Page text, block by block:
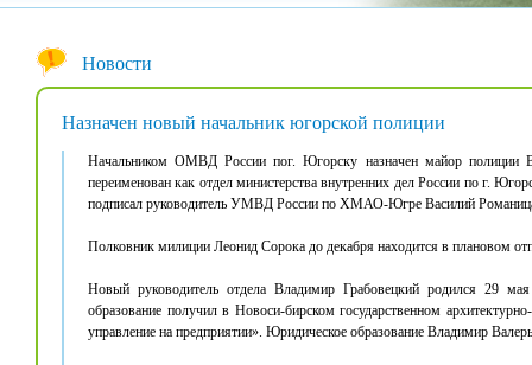
Новости
Назначен новый начальник югорской полиции
Начальником ОМВД России пог. Югорску назначен майор полиции
переименован как отдел министерства внутренних дел России по г.
подписал руководитель УМВД России по ХМАО-Югре Василий
Полковник милиции Леонид Сорока до декабря находится в плановом
Новый руководитель отдела Владимир Грабовецкий родился 29
образование получил в Новоси-бирском государственном
управление на предприятии». Юридическое образование Владимир